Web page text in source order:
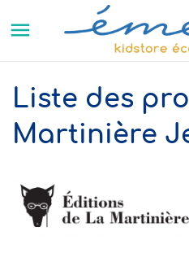

Liste des
Martinière